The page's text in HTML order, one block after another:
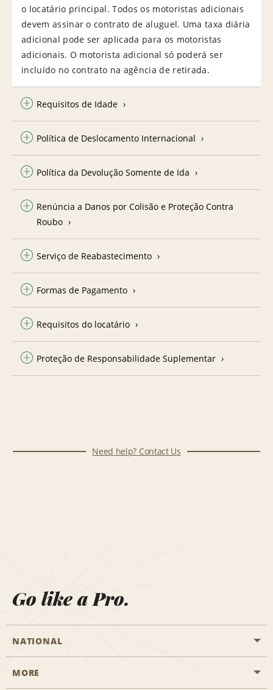
o locatário principal. Todos os motoristas adicionais
devem assinar o contrato de aluguel. Uma taxa diária
adicional pode ser aplicada para os motoristas
adicionais. O motorista adicional só poderá ser
incluído no contrato na agência de retirada.
Requisitos de Idade
Política de Deslocamento Internacional
Política da Devolução Somente de Ida
Renúncia a Danos por Colisão e Proteção Contra
Roubo
Serviço de Reabastecimento
Formas de Pagamento
Requisitos do locatário
Proteção de Responsabilidade Suplementar
Need help? Contact Us
Go like a Pro.
NATIONAL
Start a Reservation
MORE